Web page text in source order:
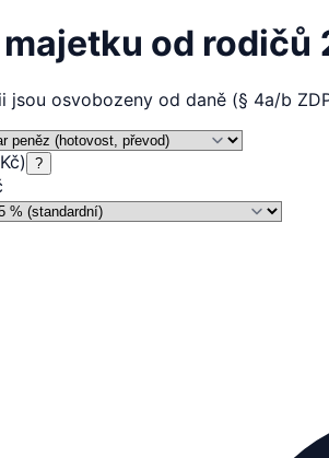
majetku od rodičů
jsou osvobozeny od daně (§ 4a/b
?